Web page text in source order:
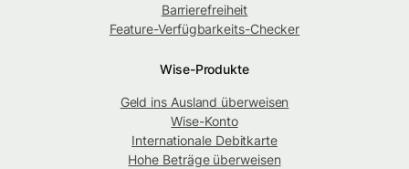
Barrierefreiheit
Feature-Verfügbarkeits-Checker
Wise-Produkte
Geld ins Ausland überweisen
Wise-Konto
Internationale Debitkarte
Hohe Beträge überweisen